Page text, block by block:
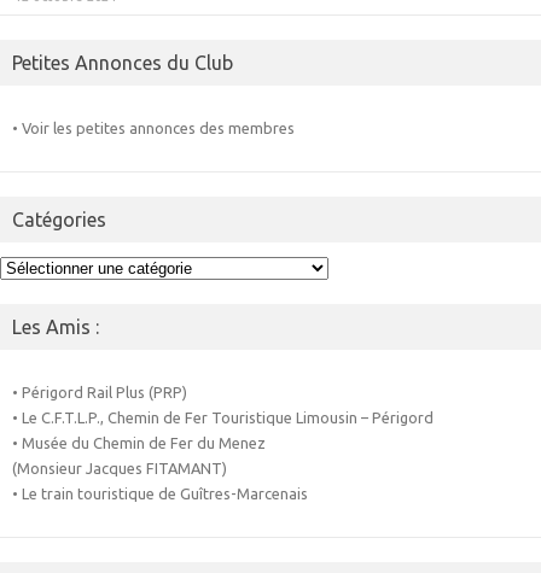
Petites Annonces du Club
• Voir les petites annonces des membres
Catégories
Catégories
Les Amis :
• Périgord Rail Plus (PRP)
• Le C.F.T.L.P., Chemin de Fer Touristique Limousin – Périgord
• Musée du Chemin de Fer du Menez
(Monsieur Jacques FITAMANT)
• Le train touristique de Guîtres-Marcenais